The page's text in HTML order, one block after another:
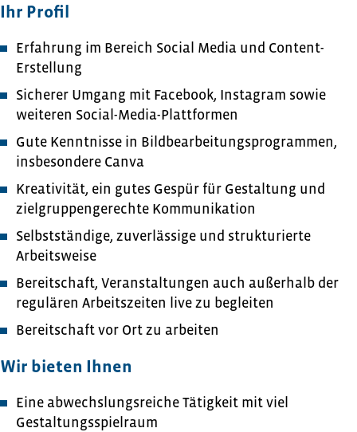
Ihr Profil
Erfahrung im Bereich Social Media und Content-
Erstellung
Sicherer Umgang mit Facebook, Instagram sowie
weiteren Social-Media-Plattformen
Gute Kenntnisse in Bildbearbeitungsprogrammen,
insbesondere Canva
Kreativität, ein gutes Gespür für Gestaltung und
zielgruppengerechte Kommunikation
Selbstständige, zuverlässige und strukturierte
Arbeitsweise
Bereitschaft, Veranstaltungen auch außerhalb der
regulären Arbeitszeiten live zu begleiten
Bereitschaft vor Ort zu arbeiten
Wir bieten Ihnen
Eine abwechslungsreiche Tätigkeit mit viel
Gestaltungsspielraum